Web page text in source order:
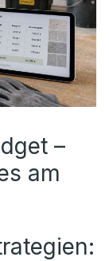
–
am